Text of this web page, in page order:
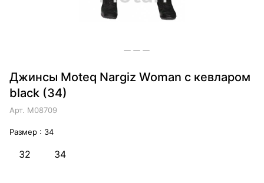
Джинсы Moteq Nargiz Woman с кевларом
black (34)
Арт. M08709
Размер : 34
32 34